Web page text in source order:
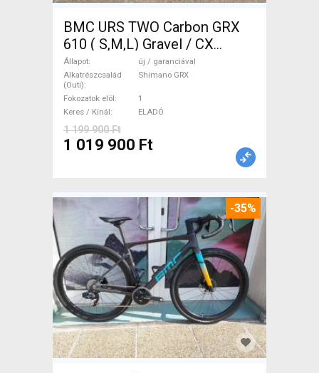
BMC URS TWO Carbon GRX
610 ( S,M,L) Gravel / CX
Shimano GRX tárcsafék új /
garanciával ELADÓ
Állapot
új / garanciával
Alkatrészcsalád
(Outi)
Shimano GRX
Fokozatok elöl
1
Keres / Kínál
ELADÓ
1 199 900 Ft
1 019 900 Ft
-35%